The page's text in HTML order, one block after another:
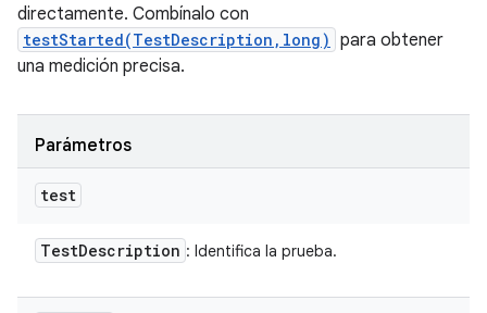
directamente. Combínalo con
testStarted(TestDescription,long) para obtener
una medición precisa.
Parámetros
test
TestDescription : Identifica la prueba.